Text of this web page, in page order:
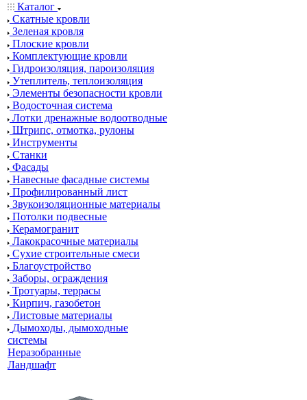
Каталог
Скатные кровли
Зеленая кровля
Плоские кровли
Комплектующие кровли
Гидроизоляция, пароизоляция
Утеплитель, теплоизоляция
Элементы безопасности кровли
Водосточная система
Лотки дренажные водоотводные
Штрипс, отмотка, рулоны
Инструменты
Станки
Фасады
Навесные фасадные системы
Профилированный лист
Звукоизоляционные материалы
Потолки подвесные
Керамогранит
Лакокрасочные материалы
Сухие строительные смеси
Благоустройство
Заборы, ограждения
Тротуары, террасы
Кирпич, газобетон
Листовые материалы
Дымоходы, дымоходные
системы
Неразобранные
Ландшафт